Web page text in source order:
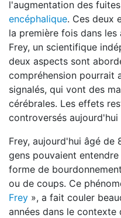
l'augmentation des
encéphalique. Ces deux
la première fois dans
Frey, un scientifique
deux aspects sont
compréhension pourrait
signalés, qui vont des
cérébrales. Les effets
controversés
Frey, aujourd'hui âgé de
gens pouvaient
forme de
ou de coups. Ce
Frey », a fait couler
années dans le contexte